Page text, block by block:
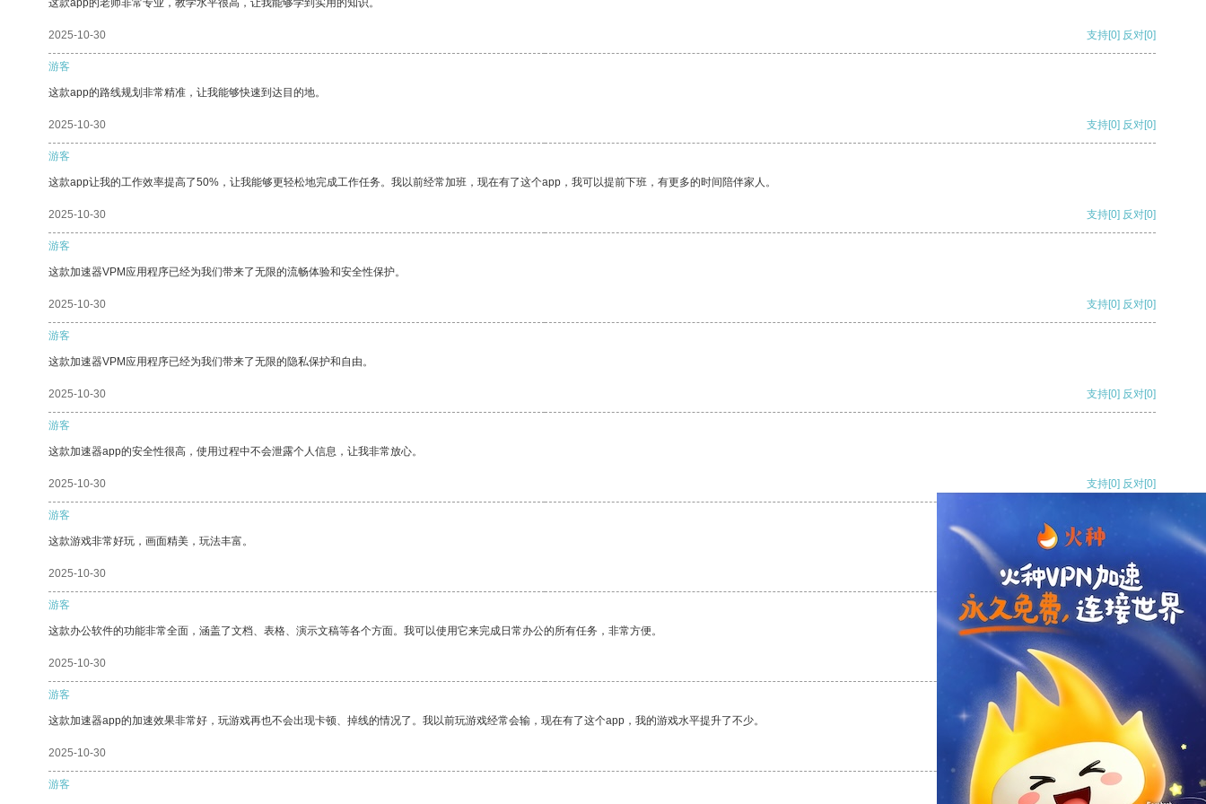
这款app的老师非常专业，教学水平很高，让我能够学到实用的知识。
2025-10-30 支持[0] 反对[0]
游客
这款app的路线规划非常精准，让我能够快速到达目的地。
2025-10-30 支持[0] 反对[0]
游客
这款app让我的工作效率提高了50%，让我能够更轻松地完成工作任务。我以前经常加班，现在有了这个app，我可以提前下班，有更多的时间陪伴家人。
2025-10-30 支持[0] 反对[0]
游客
这款加速器VPM应用程序已经为我们带来了无限的流畅体验和安全性保护。
2025-10-30 支持[0] 反对[0]
游客
这款加速器VPM应用程序已经为我们带来了无限的隐私保护和自由。
2025-10-30 支持[0] 反对[0]
游客
这款加速器app的安全性很高，使用过程中不会泄露个人信息，让我非常放心。
2025-10-30 支持[0] 反对[0]
游客
这款游戏非常好玩，画面精美，玩法丰富。
2025-10-30 支持[0] 反对
游客
这款办公软件的功能非常全面，涵盖了文档、表格、演示文稿等各个方面。我可以使用它来完成日常办公的所有任务，非常方便。
2025-10-30 支持
游客
这款加速器app的加速效果非常好，玩游戏再也不会出现卡顿、掉线的情况了。我以前玩游戏经常会输，现在有了这个app，我的游戏水平提升了不少。
2025-10-30 反对 [0]
游客